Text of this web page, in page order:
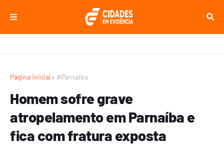
Página inicial #Parnaiba
Homem sofre grave
atropelamento em Parnaíba e
fica com fratura exposta